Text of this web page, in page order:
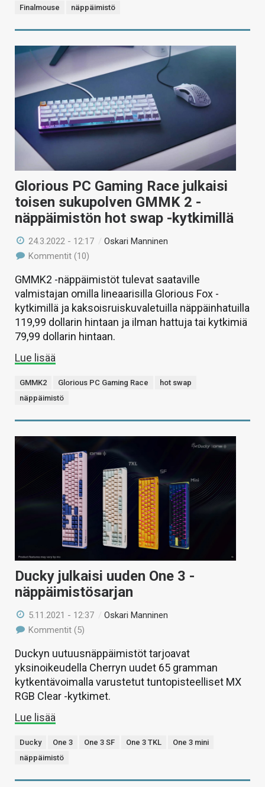
Finalmouse näppäimistö
Glorious PC Gaming Race julkaisi
toisen sukupolven GMMK 2 -
näppäimistön hot swap -kytkimillä
24.3.2022 - 12:17 /Oskari Manninen
Kommentit (10)
GMMK2 -näppäimistöt tulevat saataville
valmistajan omilla lineaarisilla Glorious Fox -
kytkimillä ja kaksoisruiskuvaletuilla näppäinhatuilla
119,99 dollarin hintaan ja ilman hattuja tai kytkimiä
79,99 dollarin hintaan.
Lue lisää
GMMK2 Glorious PC Gaming Race
hot swap
näppäimistö
Ducky julkaisi uuden One 3 -
näppäimistösarjan
5.11.2021 - 12:37 /Oskari Manninen
Kommentit (5)
Duckyn uutuusnäppäimistöt tarjoavat
yksinoikeudella Cherryn uudet 65 gramman
kytkentävoimalla varustetut tuntopisteelliset MX
RGB Clear -kytkimet.
Lue lisää
Ducky One 3 One 3 SF One 3 TKL
One 3 mini
näppäimistö